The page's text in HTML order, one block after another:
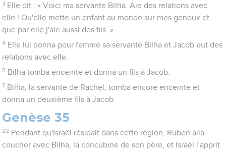
3 Elle dit : « Voici ma servante Bilha. Aie des relations avec
elle ! Qu'elle mette un enfant au monde sur mes genoux et
que par elle j'aie aussi des fils. »
4 Elle lui donna pour femme sa servante Bilha et Jacob eut des
relations avec elle.
5 Bilha tomba enceinte et donna un fils à Jacob.
7 Bilha, la servante de Rachel, tomba encore enceinte et
donna un deuxième fils à Jacob.
Genèse 35
22 Pendant qu'Israël résidait dans cette région, Ruben alla
coucher avec Bilha, la concubine de son père, et Israël l'apprit.